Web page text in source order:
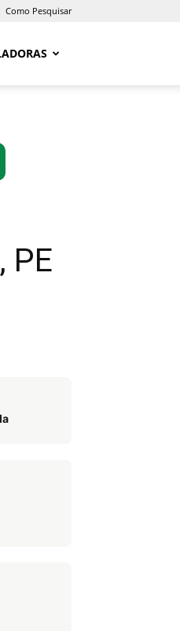
Como Pesquisar
PE